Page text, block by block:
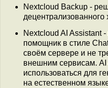
Nextcloud Backup -
Nextcloud AI Assistant
помощник в стиле
своём сервере и не
внешним сервисам.
использоваться для
на естественном